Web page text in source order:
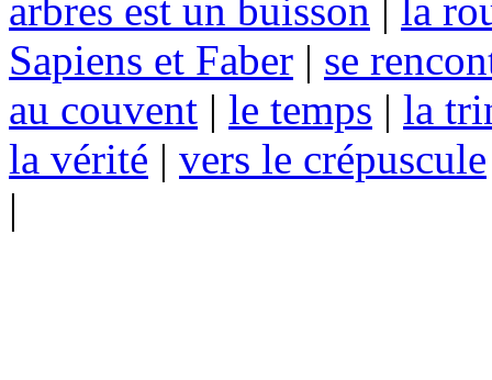
arbres est un buisson | la
Sapiens et Faber | se
au couvent | le temps | la
la vérité | vers le crépuscule
|